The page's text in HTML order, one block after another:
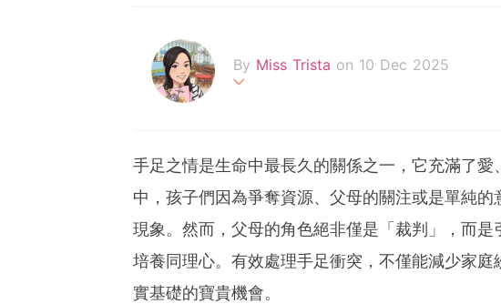
By Miss Trista on 10 Dec 2025
手足之情是生命中最長久的關係之一，它充滿了
中，孩子們因為爭奪資源、父母的關注或是單純的
現象。然而，父母的角色絕非僅是「裁判」，而
培養同理心。有效處理手足衝突，不僅能減少家
實基礎的寶貴機會。